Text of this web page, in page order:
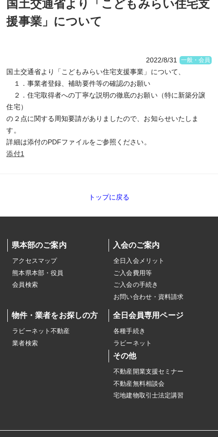
国土交通省より「こどもみらい住宅支
援事業」について
2022/8/31 一般・会員
国土交通省より「こどもみらい住宅支援事業」について、
１．事業者登録、補助要件等の確認のお願い
２．住宅取得者への丁寧な説明の徹底のお願い（特に新築分譲
住宅）
の２点に関する周知要請がありましたので、お知らせいたしま
す。
詳細は添付のPDFファイルをご参照ください。
添付1
トップに戻る
県本部のご案内
アクセスマップ
熊本県本部・役員
会員検索
入会のご案内
全日入会メリット
ご入会費用等
ご入会の手続き
お問い合わせ・資料請求
物件・業者をお探しの方
ラビーネット不動産
業者検索
全日会員専用ページ
各種手続き
ラビーネット
その他
不動産開業支援セミナー
不動産無料相談会
宅地建物取引士法定講習